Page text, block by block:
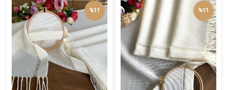
%11 %11